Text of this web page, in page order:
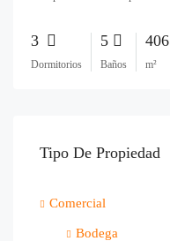
3
Dormitorios
5
Baños
406
m²
Tipo De Propiedad
Comercial
Bodega